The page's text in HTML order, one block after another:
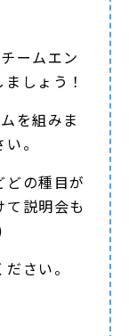
ームエン
しょう！
を組みま
。
どの種目が
説明会も
さい。